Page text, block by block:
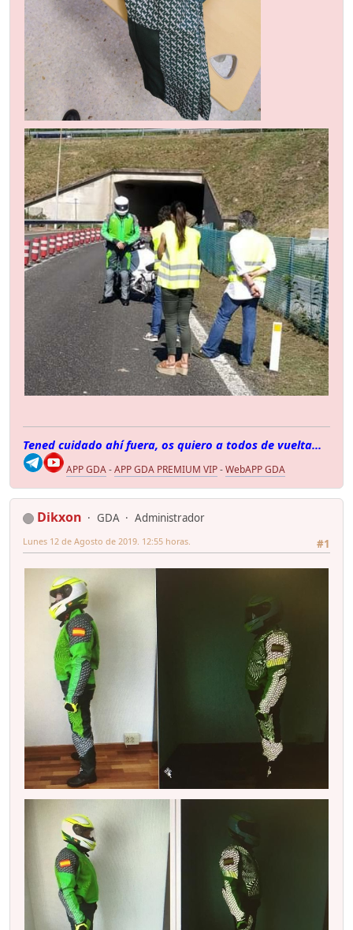
Tened cuidado ahí fuera, os quiero a todos de vuelta...
APP GDA-APP GDA PREMIUM VIP-WebAPP GDA
Dikxon GDA
Administrador
#1
Lunes 12 de Agosto de 2019. 12:55 horas.